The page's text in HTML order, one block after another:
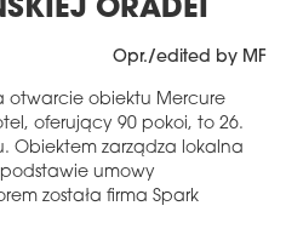
ORADEI
Opr./edited by MF
otwarcie obiektu Mercure
oferujący 90 pokoi, to 26.
Obiektem zarządza lokalna
podstawie umowy
została firma Spark